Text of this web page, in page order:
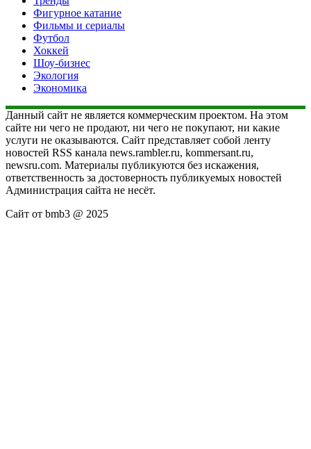
Фигурное катание
Фильмы и сериалы
Футбол
Хоккей
Шоу-бизнес
Экология
Экономика
Данный сайт не является коммерческим проектом. На этом
сайте ни чего не продают, ни чего не покупают, ни какие
услуги не оказываются. Сайт представляет собой ленту
новостей RSS канала news.rambler.ru, kommersant.ru,
newsru.com. Материалы публикуются без искажения,
ответственность за достоверность публикуемых новостей
Администрация сайта не несёт.
Сайт от bmb3 @ 2025